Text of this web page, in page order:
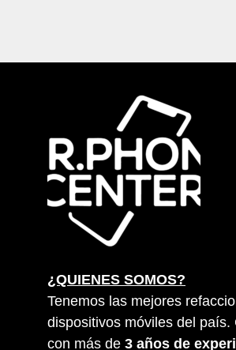
¿QUIENES SOMOS?
Tenemos las mejores
dispositivos móviles del país.
con más de 3 años de